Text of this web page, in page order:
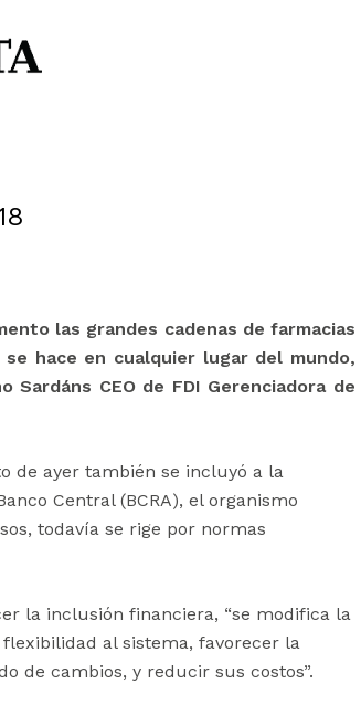
las grandes cadenas de farmacias
hace en cualquier lugar del mundo,
Sardáns CEO de FDI Gerenciadora de
de ayer también se incluyó a la
Central (BCRA), el organismo
todavía se rige por normas
la inclusión financiera, “se modifica la
al sistema, favorecer la
de cambios, y reducir sus costos”.